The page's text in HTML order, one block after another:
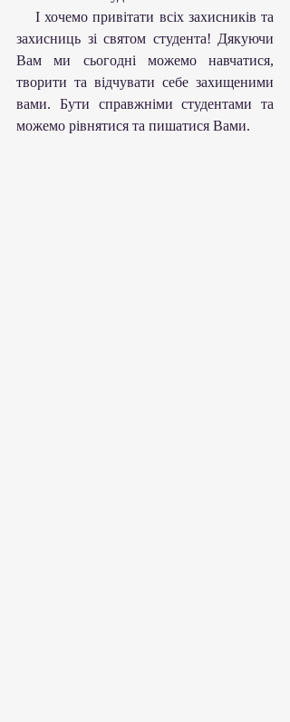
захисниць зі святом студента! Дякуючи
Вам ми сьогодні можемо навчатися,
творити та відчувати себе захищеними
вами. Бути справжніми студентами та
можемо рівнятися та пишатися Вами.